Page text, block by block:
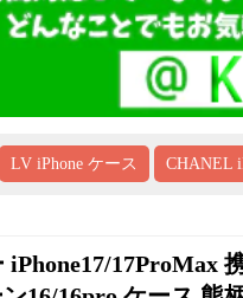
LV iPhone ケース CHANEL
17ProMax